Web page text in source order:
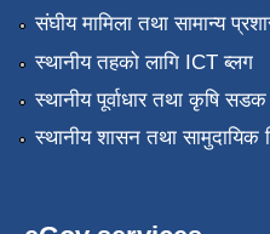
संघीय मामिला तथा सामान्य
स्थानीय तहको लागि ICT ब्लग
स्थानीय पूर्वाधार तथा कृषि सडक
स्थानीय शासन तथा सामुदायिक